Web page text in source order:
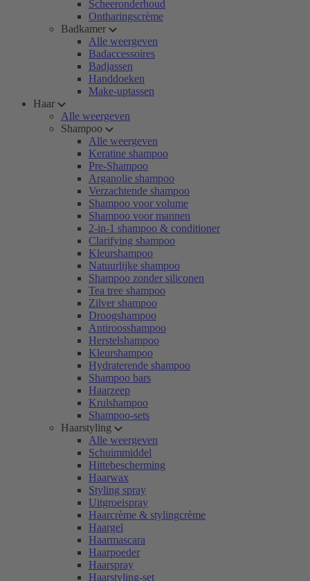
Scheeronderhoud
Ontharingscrème
Badkamer
Alle weergeven
Badaccessoires
Badjassen
Handdoeken
Make-uptassen
Haar
Alle weergeven
Shampoo
Alle weergeven
Keratine shampoo
Pre-Shampoo
Arganolie shampoo
Verzachtende shampoo
Shampoo voor volume
Shampoo voor mannen
2-in-1 shampoo & conditioner
Clarifying shampoo
Kleurshampoo
Natuurlijke shampoo
Shampoo zonder siliconen
Tea tree shampoo
Zilver shampoo
Droogshampoo
Antiroosshampoo
Herstelshampoo
Kleurshampoo
Hydraterende shampoo
Shampoo bars
Haarzeep
Krulshampoo
Shampoo-sets
Haarstyling
Alle weergeven
Schuimmiddel
Hittebescherming
Haarwax
Styling spray
Uitgroeispray
Haarcrème & stylingcrème
Haargel
Haarmascara
Haarpoeder
Haarspray
Haarstyling-set